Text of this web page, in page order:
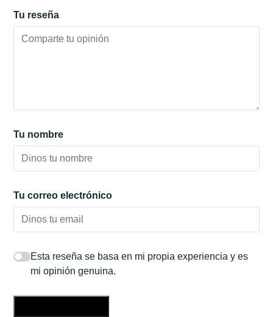
Tu reseña
Tu nombre
Tu correo electrónico
Esta reseña se basa en mi propia experiencia y es
mi opinión genuina.